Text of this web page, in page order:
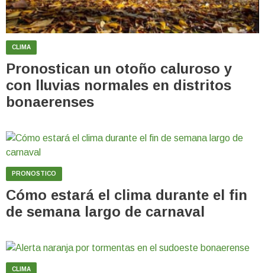
CLIMA
Pronostican un otoño caluroso y
con lluvias normales en distritos
bonaerenses
PRONOSTICO
Cómo estará el clima durante el fin
de semana largo de carnaval
CLIMA